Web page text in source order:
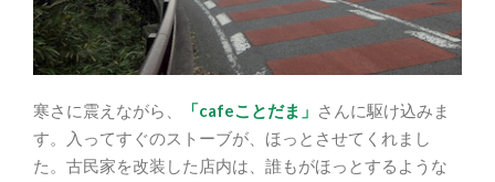
寒さに震えながら、 「cafeことだま」 さんに駆け込みま
す。入ってすぐのストーブが、ほっとさせてくれまし
た。古民家を改装した店内は、誰もがほっとするような